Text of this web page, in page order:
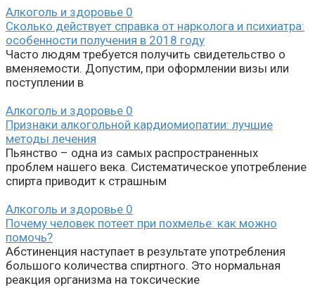
Алкоголь и здоровье 0
Сколько действует справка от нарколога и психиатра:
особенности получения в 2018 году
Часто людям требуется получить свидетельство о
вменяемости. Допустим, при оформлении визы или
поступлении в
Алкоголь и здоровье 0
Признаки алкогольной кардиомиопатии: лучшие
методы лечения
Пьянство – одна из самых распространенных
проблем нашего века. Систематическое употребление
спирта приводит к страшным
Алкоголь и здоровье 0
Почему человек потеет при похмелье: как можно
помочь?
Абстиненция наступает в результате употребления
большого количества спиртного. Это нормальная
реакция организма на токсические